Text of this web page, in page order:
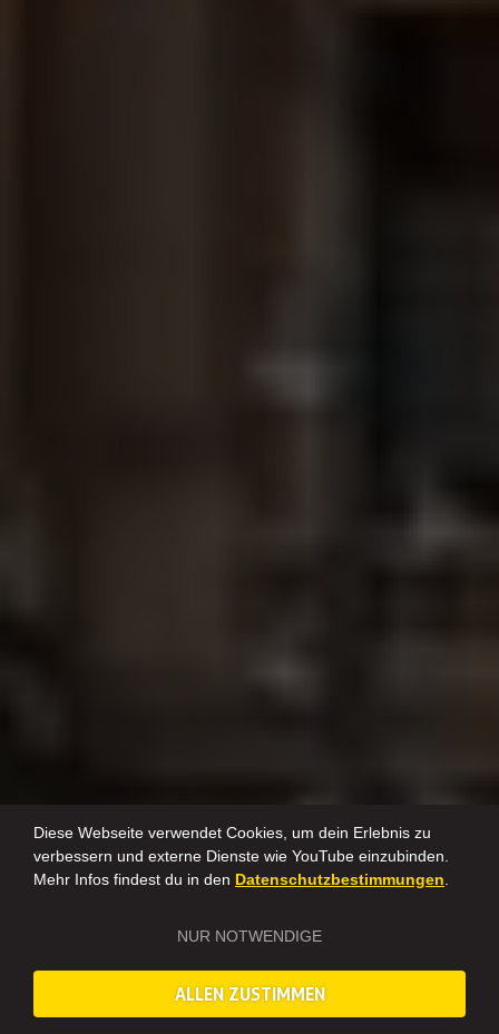
Diese Webseite verwendet Cookies, um dein Erlebnis zu
verbessern und externe Dienste wie YouTube einzubinden.
Mehr Infos findest du in den Datenschutzbestimmungen.
NUR NOTWENDIGE
ALLEN ZUSTIMMEN